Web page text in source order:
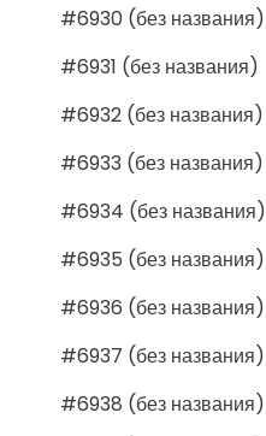
#6930 (без названия)
#6931 (без названия)
#6932 (без названия)
#6933 (без названия)
#6934 (без названия)
#6935 (без названия)
#6936 (без названия)
#6937 (без названия)
#6938 (без названия)